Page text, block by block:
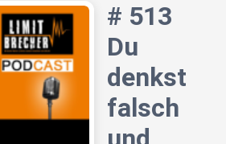
# 513
Du
denkst
falsch